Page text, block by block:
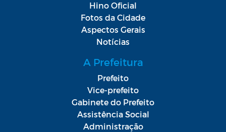
Hino Oficial
Fotos da Cidade
Aspectos Gerais
Notícias
A Prefeitura
Prefeito
Vice-prefeito
Gabinete do Prefeito
Assistência Social
Administração